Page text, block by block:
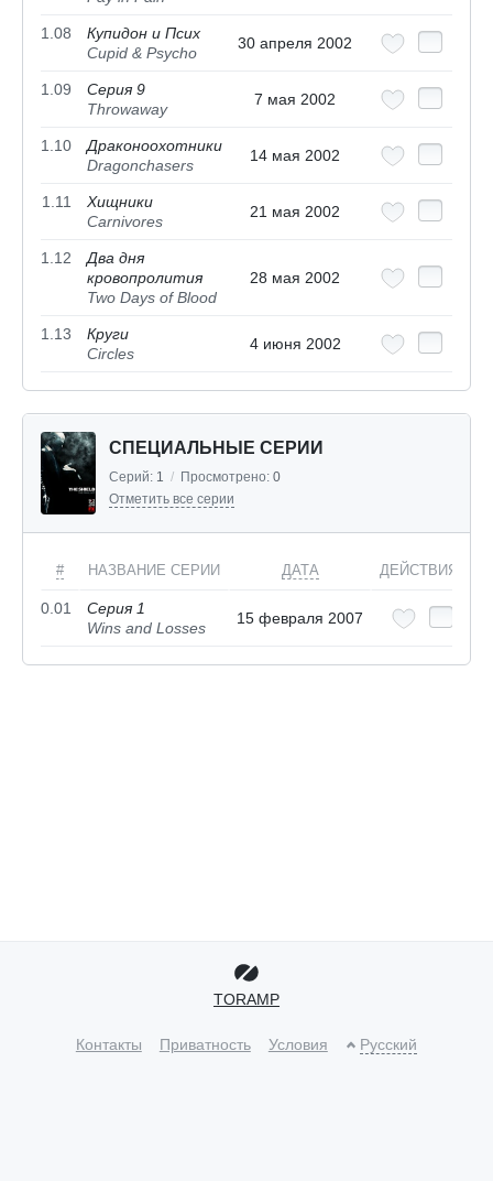
1.08
Купидон и Псих
Cupid & Psycho
30 апреля 2002
1.09
Серия 9
Throwaway
7 мая 2002
1.10
Драконоохотники
Dragonchasers
14 мая 2002
1.11
Хищники
Carnivores
21 мая 2002
1.12
Два дня
кровопролития
Two Days of Blood
28 мая 2002
1.13
Круги
Circles
4 июня 2002
СПЕЦИАЛЬНЫЕ СЕРИИ
Серий: 1 / Просмотрено: 0
Отметить все серии
# НАЗВАНИЕ СЕРИИ ДАТА ДЕЙСТВИЯ
0.01
Серия 1
Wins and Losses
15 февраля 2007
TORAMP
Контакты Приватность Условия Русский